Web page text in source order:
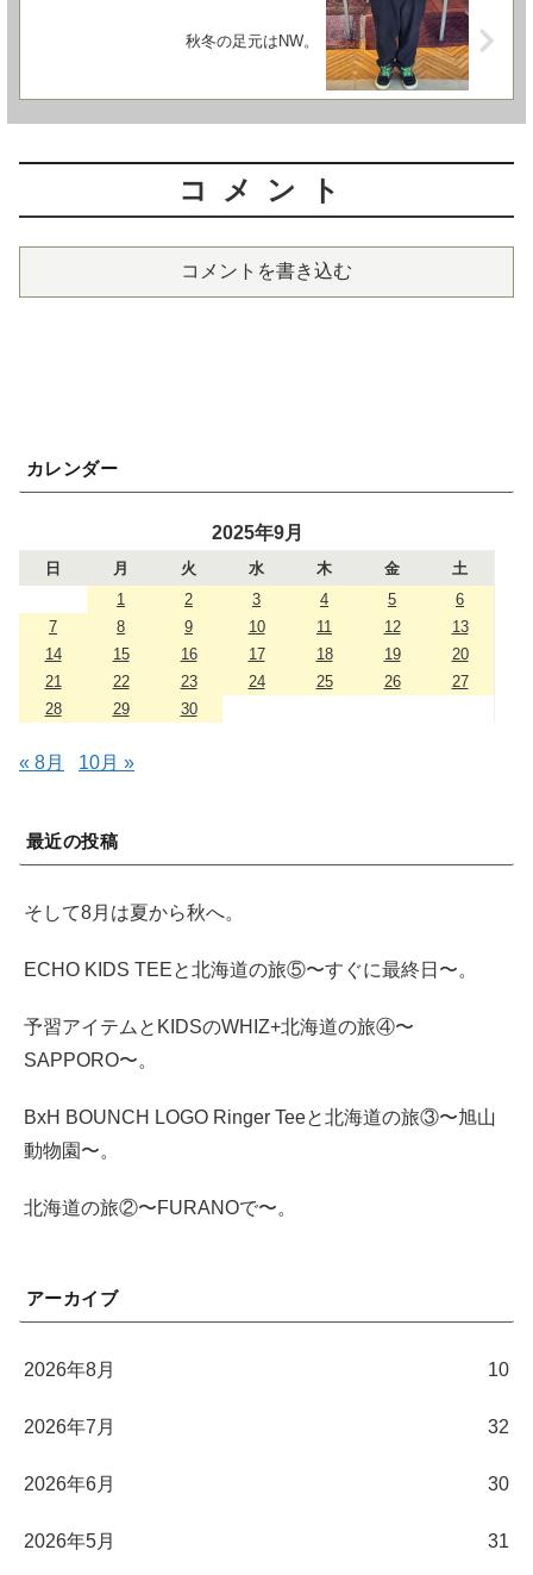
秋冬の足元はNW。
コメント
コメントを書き込む
カレンダー
2025年9月
日 月 火 水 木 金
土
1
2 3 4 5
6
7
8 9 10 11 12
13
14
15 16 17 18 19
20
21
22 23 24 25 26
27
28
29 30
« 8月 10月 »
最近の投稿
そして8月は夏から秋へ。
ECHO KIDS TEEと北海道の旅⑤〜すぐに最終日〜。
予習アイテムとKIDSのWHIZ+北海道の旅④〜
SAPPORO〜。
BxH BOUNCH LOGO Ringer Teeと北海道の旅③〜旭山
動物園〜。
北海道の旅②〜FURANOで〜。
アーカイブ
2026年8月 10
2026年7月 32
2026年6月 30
2026年5月 31